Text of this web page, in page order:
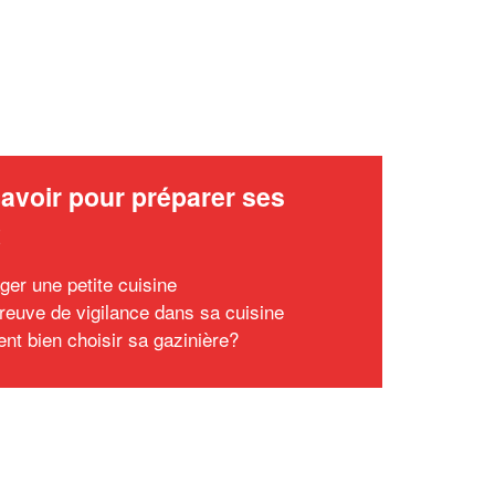
pour préparer ses
une petite cuisine
de vigilance dans sa cuisine
bien choisir sa gazinière?